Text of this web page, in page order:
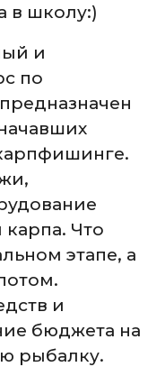
в школу:)
и
по
Что
этапе, а
и
бюджета на
рыбалку.